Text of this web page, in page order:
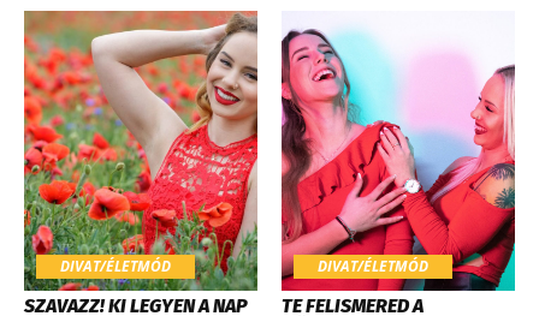
DIVAT/ÉLETMÓD
SZAVAZZ! KI LEGYEN A NAP
DIVAT/ÉLETMÓD
TE FELISMERED A